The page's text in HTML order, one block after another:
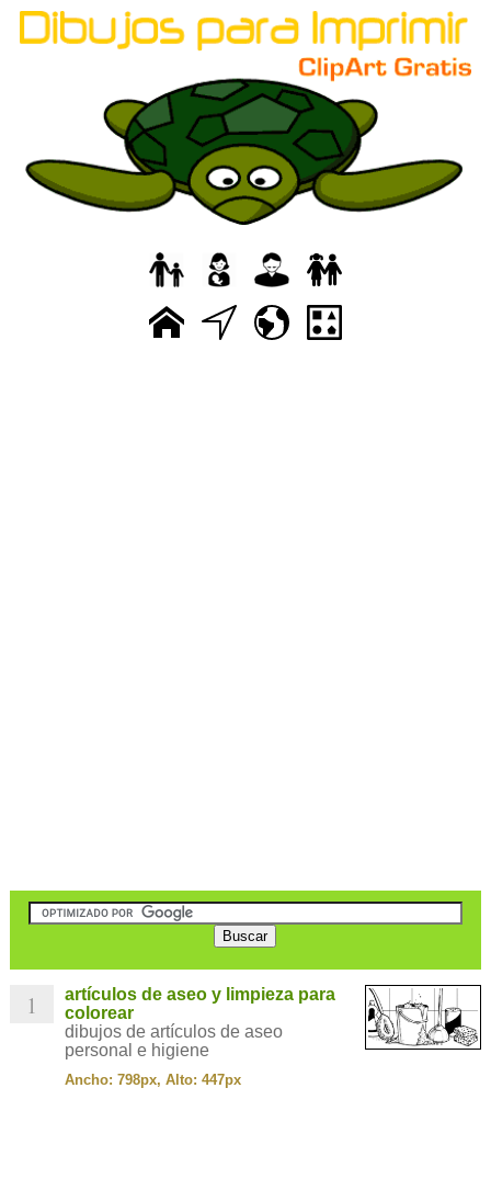
1
artículos de aseo y limpieza para
colorear
dibujos de artículos de aseo
personal e higiene
Ancho: 798px, Alto: 447px